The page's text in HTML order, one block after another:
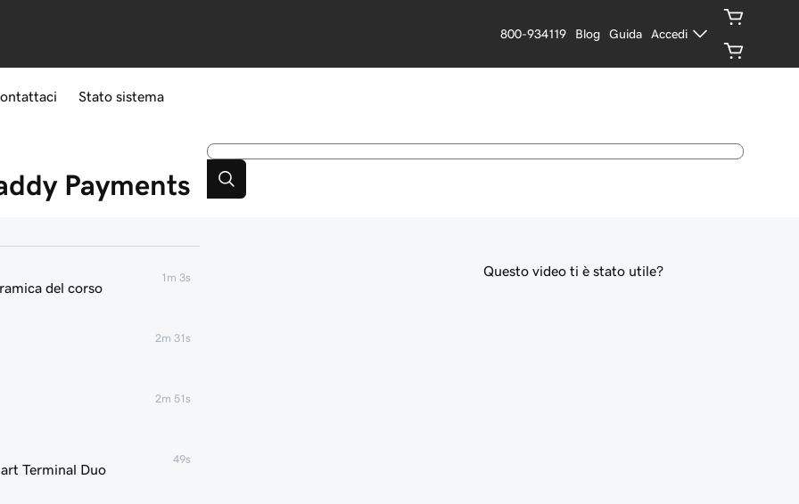
800-934119 Blog Guida Accedi
Stato sistema
Payments
del corso
1m 3s
2m 31s
2m 51s
Terminal Duo
49s
Questo video ti è stato utile?